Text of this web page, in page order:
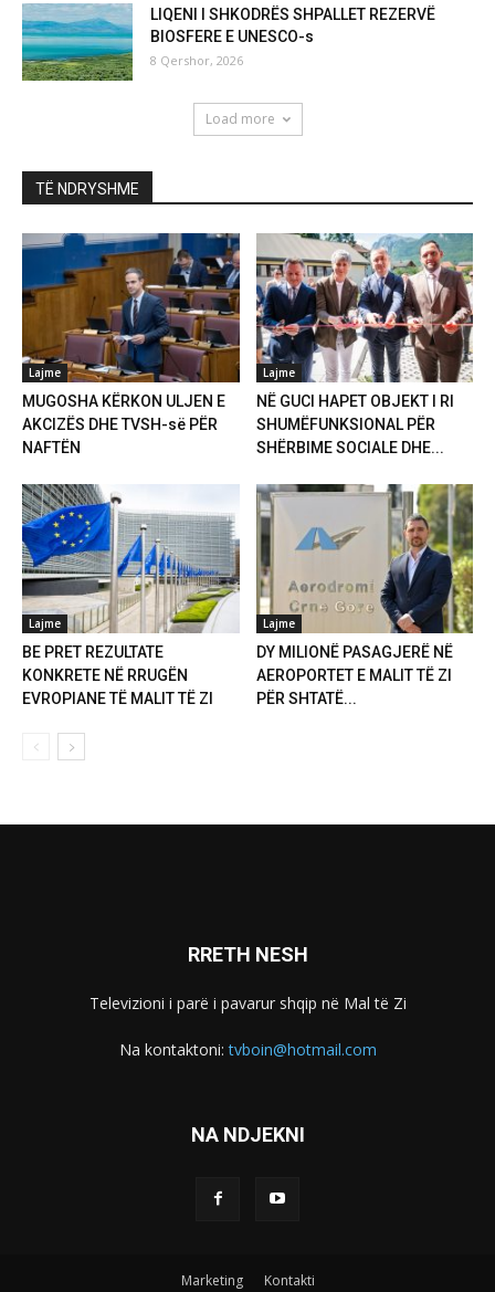
LIQENI I SHKODRËS SHPALLET REZERVË
BIOSFERE E UNESCO-s
8 Qershor, 2026
Load more
TË NDRYSHME
Lajme
MUGOSHA KËRKON ULJEN E
AKCIZËS DHE TVSH-së PËR
NAFTËN
Lajme
NË GUCI HAPET OBJEKT I RI
SHUMËFUNKSIONAL PËR
SHËRBIME SOCIALE DHE...
Lajme
BE PRET REZULTATE
KONKRETE NË RRUGËN
EVROPIANE TË MALIT TË ZI
Lajme
DY MILIONË PASAGJERË NË
AEROPORTET E MALIT TË ZI
PËR SHTATË...
RRETH NESH
Televizioni i parë i pavarur shqip në Mal të Zi
Na kontaktoni:tvboin@hotmail.com
NA NDJEKNI
Marketing Kontakti